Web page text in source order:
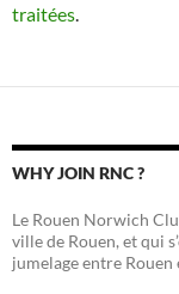
traitées.
WHY JOIN RNC ?
Le Rouen Norwich
ville de Rouen, et qui
jumelage entre